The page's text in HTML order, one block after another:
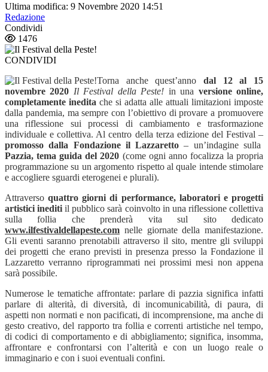
Ultima modifica: 9 Novembre 2020 14:51
Redazione
Condividi
1476
CONDIVIDI
Torna anche quest’anno dal 12 al 15
novembre 2020 Il Festival della Peste! in una versione online,
completamente inedita che si adatta alle attuali limitazioni imposte
dalla pandemia, ma sempre con l’obiettivo di provare a promuovere
una riflessione sui processi di cambiamento e trasformazione
individuale e collettiva. Al centro della terza edizione del Festival –
promosso dalla Fondazione il Lazzaretto – un’indagine sulla
Pazzia, tema guida del 2020 (come ogni anno focalizza la propria
programmazione su un argomento rispetto al quale intende stimolare
e accogliere sguardi eterogenei e plurali).
Attraversoquattro giorni di performance, laboratori e progetti
artistici inediti il pubblico sarà coinvolto in una riflessione collettiva
sulla follia che prenderà vita sul sito dedicato
www.ilfestivaldellapeste.com nelle giornate della manifestazione.
Gli eventi saranno prenotabili attraverso il sito, mentre gli sviluppi
dei progetti che erano previsti in presenza presso la Fondazione il
Lazzaretto verranno riprogrammati nei prossimi mesi non appena
sarà possibile.
Numerose le tematiche affrontate: parlare di pazzia significa infatti
parlare di alterità, di diversità, di incomunicabilità, di paura, di
aspetti non normati e non pacificati, di incomprensione, ma anche di
gesto creativo, del rapporto tra follia e correnti artistiche nel tempo,
di codici di comportamento e di abbigliamento; significa, insomma,
affrontare e confrontarsi con l’alterità e con un luogo reale o
immaginario e con i suoi eventuali confini.